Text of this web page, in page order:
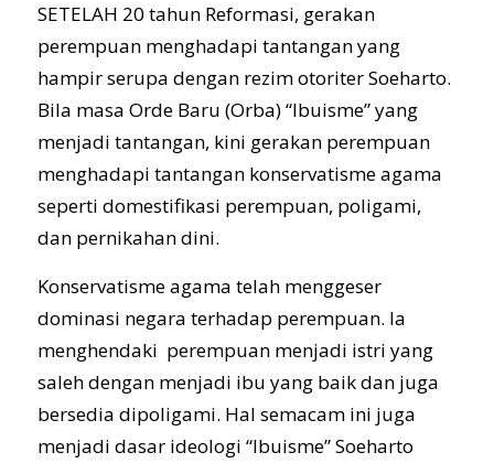
SETELAH 20 tahun Reformasi, gerakan
perempuan menghadapi tantangan yang
hampir serupa dengan rezim otoriter Soeharto.
Bila masa Orde Baru (Orba) “Ibuisme” yang
menjadi tantangan, kini gerakan perempuan
menghadapi tantangan konservatisme agama
seperti domestifikasi perempuan, poligami,
dan pernikahan dini.
Konservatisme agama telah menggeser
dominasi negara terhadap perempuan. Ia
menghendaki perempuan menjadi istri yang
saleh dengan menjadi ibu yang baik dan juga
bersedia dipoligami. Hal semacam ini juga
menjadi dasar ideologi “Ibuisme” Soeharto